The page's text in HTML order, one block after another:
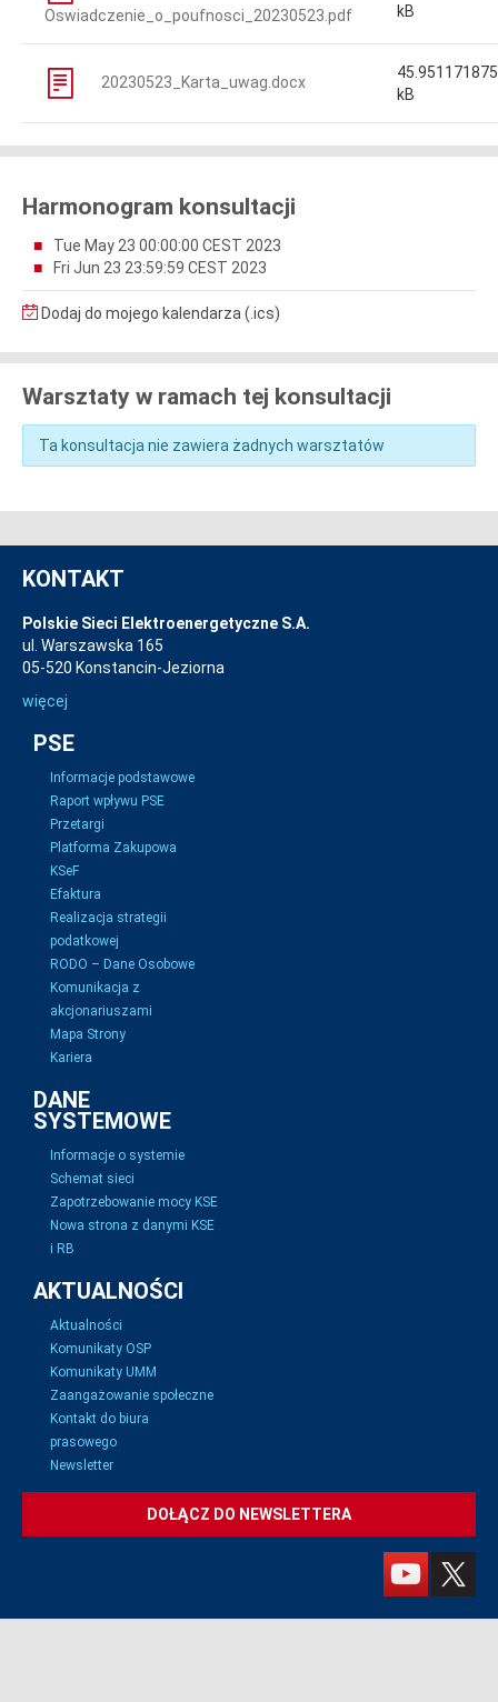
Oswiadczenie_o_poufnosci_20230523.pdf
kB
20230523_Karta_uwag.docx
45.951171875
kB
Harmonogram konsultacji
Tue May 23 00:00:00 CEST 2023
Fri Jun 23 23:59:59 CEST 2023
Dodaj do mojego kalendarza (.ics)
Warsztaty w ramach tej konsultacji
Ta konsultacja nie zawiera żadnych warsztatów
KONTAKT
Polskie Sieci Elektroenergetyczne S.A.
ul. Warszawska 165
05-520 Konstancin-Jeziorna
więcej
PSE
Informacje podstawowe
Raport wpływu PSE
Przetargi
Platforma Zakupowa
KSeF
Efaktura
Realizacja strategii
podatkowej
RODO – Dane Osobowe
Komunikacja z
akcjonariuszami
Mapa Strony
Kariera
DANE
SYSTEMOWE
Informacje o systemie
Schemat sieci
Zapotrzebowanie mocy KSE
Nowa strona z danymi KSE
i RB
AKTUALNOŚCI
Aktualności
Komunikaty OSP
Komunikaty UMM
Zaangażowanie społeczne
Kontakt do biura
prasowego
Newsletter
DOŁĄCZ DO NEWSLETTERA